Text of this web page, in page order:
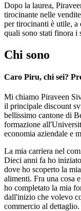
Dopo la laurea,
tirocinante nelle
per tirocinanti è utile, a
quali sono stati finora i
Chi sono
Caro Piru, chi sei?
Mi chiamo Piraveen
il principale discount
bellissimo cantone di
formazione
economia aziendale e
La mia carriera nel
Dieci anni fa ho
dove ho scoperto la
alimenti. Fra una cosa
ho completato la mia
dall'inizio che volevo
commercio al